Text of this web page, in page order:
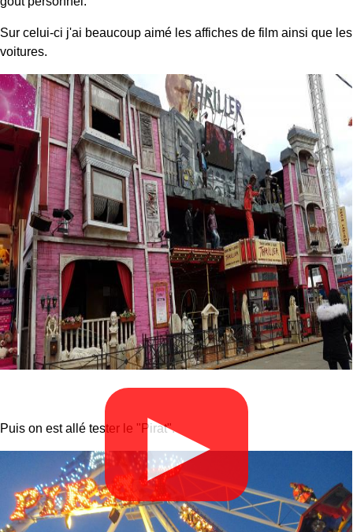
Sur celui-ci j'ai beaucoup aimé les affiches de film ainsi que les
voitures.
▶
Puis on est allé tester le "Pirat".